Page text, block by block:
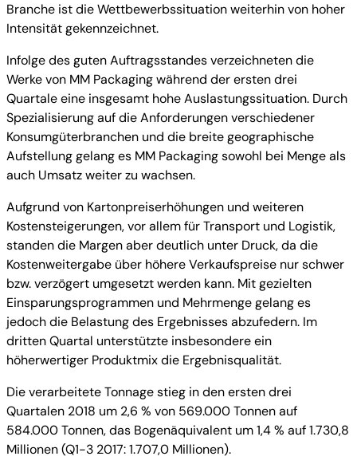
Branche ist die Wettbewerbssituation weiterhin von hoher
Intensität gekennzeichnet.
Infolge des guten Auftragsstandes verzeichneten die
Werke von MM Packaging während der ersten drei
Quartale eine insgesamt hohe Auslastungssituation. Durch
Spezialisierung auf die Anforderungen verschiedener
Konsumgüterbranchen und die breite geographische
Aufstellung gelang es MM Packaging sowohl bei Menge als
auch Umsatz weiter zu wachsen.
Aufgrund von Kartonpreiserhöhungen und weiteren
Kostensteigerungen, vor allem für Transport und Logistik,
standen die Margen aber deutlich unter Druck, da die
Kostenweitergabe über höhere Verkaufspreise nur schwer
bzw. verzögert umgesetzt werden kann. Mit gezielten
Einsparungsprogrammen und Mehrmenge gelang es
jedoch die Belastung des Ergebnisses abzufedern. Im
dritten Quartal unterstützte insbesondere ein
höherwertiger Produktmix die Ergebnisqualität.
Die verarbeitete Tonnage stieg in den ersten drei
Quartalen 2018 um 2,6 % von 569.000 Tonnen auf
584.000 Tonnen, das Bogenäquivalent um 1,4 % auf 1.730,8
Millionen (Q1-3 2017: 1.707,0 Millionen).